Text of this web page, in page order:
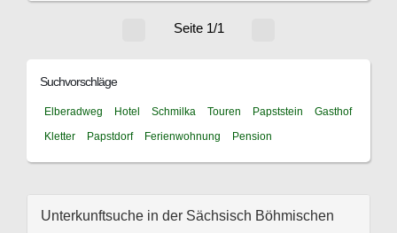
Seite 1/1
Suchvorschläge
Elberadweg Hotel Schmilka Touren Papststein
Gasthof
Kletter
Papstdorf Ferienwohnung Pension
Unterkunftsuche in der Sächsisch Böhmischen